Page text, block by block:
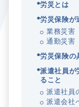
労災とは
労災保険が
業務災害
通勤災害
労災保険の
派遣社員が
ること
派遣社員
派遣会社